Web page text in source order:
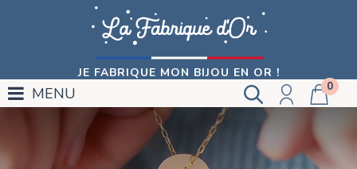
JE FABRIQUE MON BIJOU EN OR !
0
MENU